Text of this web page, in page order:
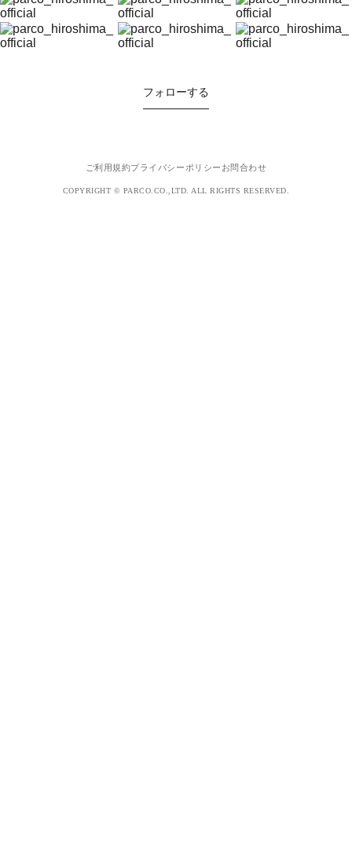
フォローする
ご利用規約プライバシーポリシー お問合わせ
COPYRIGHT © PARCO.CO.,LTD. ALL RIGHTS RESERVED.